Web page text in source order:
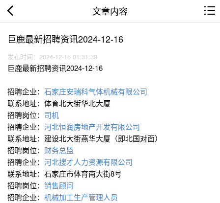
文章内容
巨鹿最新招聘资讯2024-12-16
发布时间：2024-12-16 01:31:39
巨鹿最新招聘资讯2024-12-16
招聘企业： 石家庄安瑞科气体机械有限公司
联系地址：体育北大街华北大厦
招聘岗位： 司机
招聘企业： 河北恒润房地产开发有限公司
联系地址：建设北大街燕华大厦（即北国对面）
招聘岗位： 财务总监
招聘企业： 河北搜才人力资源有限公司
联系地址：石家庄市体育南大街8号
招聘岗位： 销售顾问
招聘企业： 机械加工生产管理人员